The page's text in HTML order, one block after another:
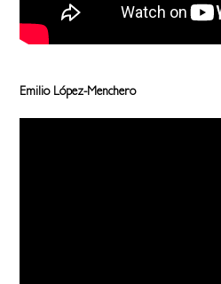
Emilio López-Menchero